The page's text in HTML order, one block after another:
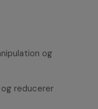
og
reducerer